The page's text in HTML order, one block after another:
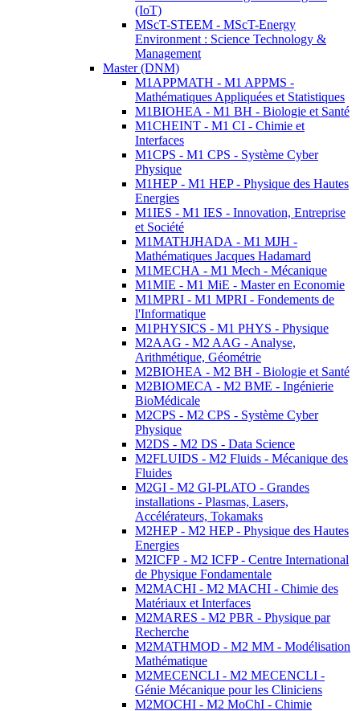
(IoT)
MScT-STEEM - MScT-Energy
Environment : Science Technology &
Management
Master (DNM)
M1APPMATH - M1 APPMS -
Mathématiques Appliquées et Statistiques
M1BIOHEA - M1 BH - Biologie et Santé
M1CHEINT - M1 CI - Chimie et
Interfaces
M1CPS - M1 CPS - Système Cyber
Physique
M1HEP - M1 HEP - Physique des Hautes
Energies
M1IES - M1 IES - Innovation, Entreprise
et Société
M1MATHJHADA - M1 MJH -
Mathématiques Jacques Hadamard
M1MECHA - M1 Mech - Mécanique
M1MIE - M1 MiE - Master en Economie
M1MPRI - M1 MPRI - Fondements de
l'Informatique
M1PHYSICS - M1 PHYS - Physique
M2AAG - M2 AAG - Analyse,
Arithmétique, Géométrie
M2BIOHEA - M2 BH - Biologie et Santé
M2BIOMECA - M2 BME - Ingénierie
BioMédicale
M2CPS - M2 CPS - Système Cyber
Physique
M2DS - M2 DS - Data Science
M2FLUIDS - M2 Fluids - Mécanique des
Fluides
M2GI - M2 GI-PLATO - Grandes
installations - Plasmas, Lasers,
Accélérateurs, Tokamaks
M2HEP - M2 HEP - Physique des Hautes
Energies
M2ICFP - M2 ICFP - Centre International
de Physique Fondamentale
M2MACHI - M2 MACHI - Chimie des
Matériaux et Interfaces
M2MARES - M2 PBR - Physique par
Recherche
M2MATHMOD - M2 MM - Modélisation
Mathématique
M2MECENCLI - M2 MECENCLI -
Génie Mécanique pour les Cliniciens
M2MOCHI - M2 MoChI - Chimie